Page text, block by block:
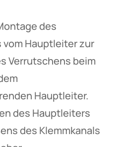
des
Hauptleiter zur
Verrutschens beim
Hauptleiter.
des Hauptleiters
des Klemmkanals